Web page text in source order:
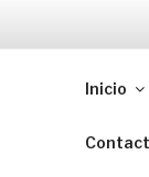
Inicio